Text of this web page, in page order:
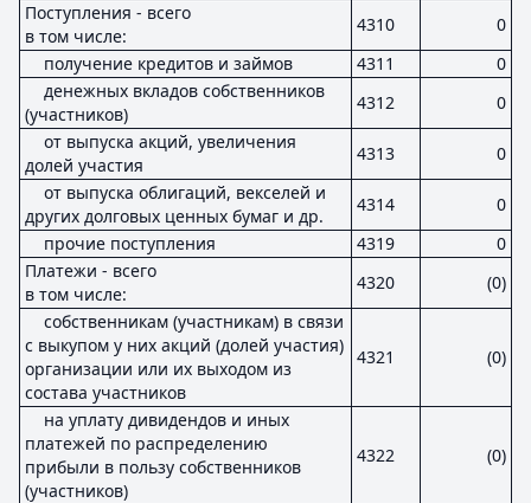
Поступления - всего
в том числе:
4310
0
получение кредитов и займов
4311
0
денежных вкладов собственников
(участников)
4312
0
от выпуска акций, увеличения
долей участия
4313
0
от выпуска облигаций, векселей и
других долговых ценных бумаг и др.
4314
0
прочие поступления
4319
0
Платежи - всего
в том числе:
4320
(0)
собственникам (участникам) в связи
с выкупом у них акций (долей участия)
организации или их выходом из
состава участников
4321 (0)
на уплату дивидендов и иных
платежей по распределению
прибыли в пользу собственников
(участников)
4322 (0)